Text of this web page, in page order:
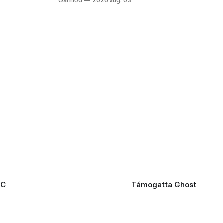
visszatalálnak egymáshoz.
Támogatta Ghost